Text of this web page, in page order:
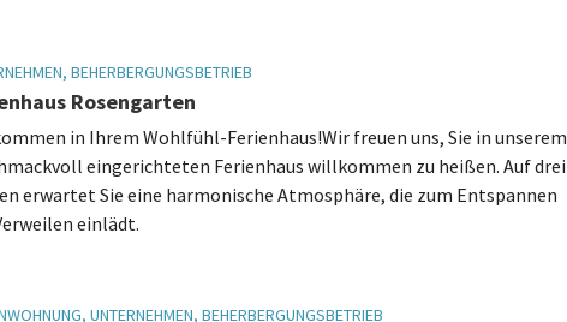
BEHERBERGUNGSBETRIEB
Rosengarten
in Ihrem Wohlfühl-Ferienhaus!Wir freuen uns, Sie in unserem
eingerichteten Ferienhaus willkommen zu heißen. Auf drei
erwartet Sie eine harmonische Atmosphäre, die zum Entspannen
einlädt.
UNTERNEHMEN, BEHERBERGUNGSBETRIEB